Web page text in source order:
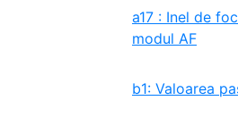
a17 : Inel de
modul AF
b1: Valoarea